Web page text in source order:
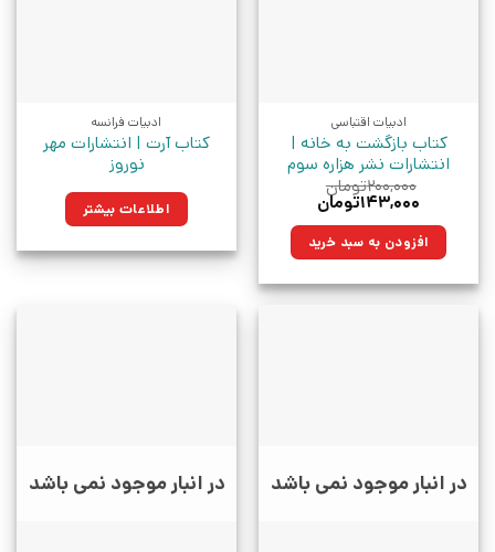
ادبیات اقتباسی
کتاب بازگشت به خانه |
انتشارات نشر هزاره سوم
۲۰۰,۰۰۰تومان
قیمت
۲۰۰,۰۰۰تومان
بود.
۱۴۳,۰۰۰تومان
۱۴۳,۰۰۰تومان.افزودن به سبد خرید
ادبیات فرانسه
کتاب آرت | انتشارات مهر
نوروز
اطلاعات بیشتر
در انبار موجود نمی باشد در انبار موجود نمی باشد